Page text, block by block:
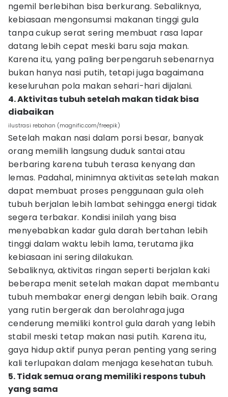
ngemil berlebihan bisa berkurang. Sebaliknya,
kebiasaan mengonsumsi makanan tinggi gula
tanpa cukup serat sering membuat rasa lapar
datang lebih cepat meski baru saja makan.
Karena itu, yang paling berpengaruh sebenarnya
bukan hanya nasi putih, tetapi juga bagaimana
keseluruhan pola makan sehari-hari dijalani.
4. Aktivitas tubuh setelah makan tidak bisa
diabaikan
ilustrasi rebahan (magnific.com/freepik)
Setelah makan nasi dalam porsi besar, banyak
orang memilih langsung duduk santai atau
berbaring karena tubuh terasa kenyang dan
lemas. Padahal, minimnya aktivitas setelah makan
dapat membuat proses penggunaan gula oleh
tubuh berjalan lebih lambat sehingga energi tidak
segera terbakar. Kondisi inilah yang bisa
menyebabkan kadar gula darah bertahan lebih
tinggi dalam waktu lebih lama, terutama jika
kebiasaan ini sering dilakukan.
Sebaliknya, aktivitas ringan seperti berjalan kaki
beberapa menit setelah makan dapat membantu
tubuh membakar energi dengan lebih baik. Orang
yang rutin bergerak dan berolahraga juga
cenderung memiliki kontrol gula darah yang lebih
stabil meski tetap makan nasi putih. Karena itu,
gaya hidup aktif punya peran penting yang sering
kali terlupakan dalam menjaga kesehatan tubuh.
5. Tidak semua orang memiliki respons tubuh
yang sama